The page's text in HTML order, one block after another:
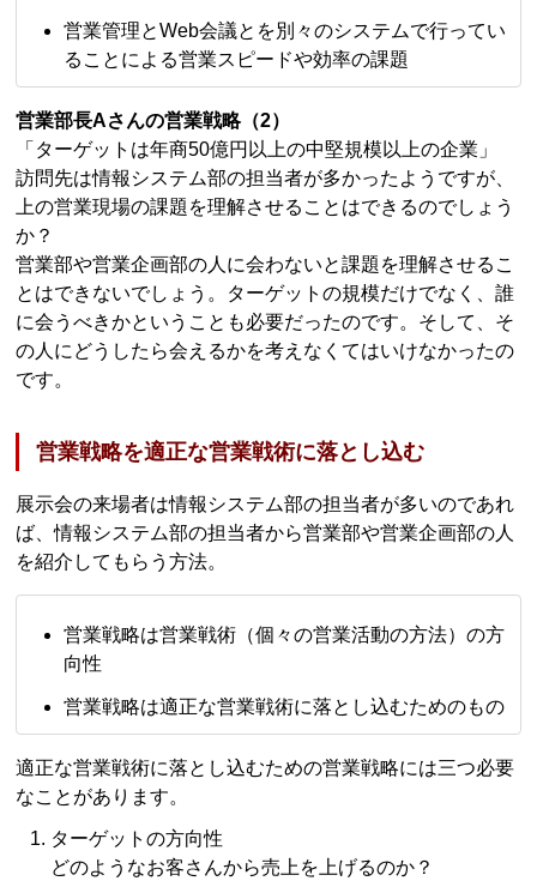
営業管理とWeb会議とを別々のシステムで行ってい
ることによる営業スピードや効率の課題
営業部長Aさんの営業戦略（2）
「ターゲットは年商50億円以上の中堅規模以上の企業」
訪問先は情報システム部の担当者が多かったようですが、
上の営業現場の課題を理解させることはできるのでしょう
か？
営業部や営業企画部の人に会わないと課題を理解させるこ
とはできないでしょう。ターゲットの規模だけでなく、誰
に会うべきかということも必要だったのです。そして、そ
の人にどうしたら会えるかを考えなくてはいけなかったの
です。
営業戦略を適正な営業戦術に落とし込む
展示会の来場者は情報システム部の担当者が多いのであれ
ば、情報システム部の担当者から営業部や営業企画部の人
を紹介してもらう方法。
営業戦略は営業戦術（個々の営業活動の方法）の方
向性
営業戦略は適正な営業戦術に落とし込むためのもの
適正な営業戦術に落とし込むための営業戦略には三つ必要
なことがあります。
ターゲットの方向性
どのようなお客さんから売上を上げるのか？